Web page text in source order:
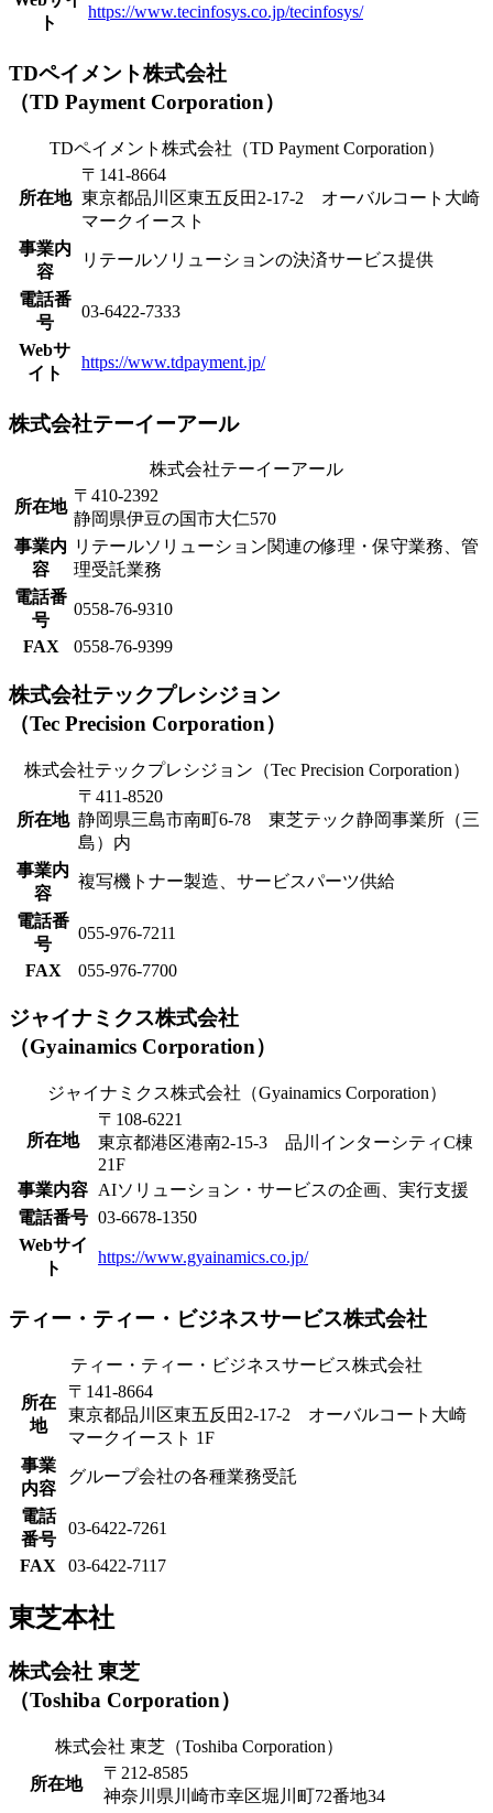
ト
https://www.tecinfosys.co.jp/tecinfosys/
TDペイメント株式会社
（TD Payment Corporation）
TDペイメント株式会社（TD Payment Corporation）
所在地
〒141-8664
東京都品川区東五反田2-17-2 オーバルコート大崎
マークイースト
事業内
容
リテールソリューションの決済サービス提供
電話番
号
03-6422-7333
Webサ
イト
https://www.tdpayment.jp/
株式会社テーイーアール
株式会社テーイーアール
所在地
〒410-2392
静岡県伊豆の国市大仁570
事業内
容
リテールソリューション関連の修理・保守業務、管
理受託業務
電話番
号
0558-76-9310
FAX
0558-76-9399
株式会社テックプレシジョン
（Tec Precision Corporation）
株式会社テックプレシジョン（Tec Precision Corporation）
所在地
〒411-8520
静岡県三島市南町6-78 東芝テック静岡事業所（三
島）内
事業内
容
複写機トナー製造、サービスパーツ供給
電話番
号
055-976-7211
FAX
055-976-7700
ジャイナミクス株式会社
（Gyainamics Corporation）
ジャイナミクス株式会社（Gyainamics Corporation）
所在地
〒108-6221
東京都港区港南2-15-3 品川インターシティC棟
21F
事業内容 AIソリューション・サービスの企画、実行支援
電話番号 03-6678-1350
Webサイ
ト
https://www.gyainamics.co.jp/
ティー・ティー・ビジネスサービス株式会社
ティー・ティー・ビジネスサービス株式会社
所在
地
〒141-8664
東京都品川区東五反田2-17-2 オーバルコート大崎
マークイースト 1F
事業
内容
グループ会社の各種業務受託
電話
番号
03-6422-7261
FAX
03-6422-7117
東芝本社
株式会社 東芝
（Toshiba Corporation）
株式会社 東芝（Toshiba Corporation）
所在地
〒212-8585
神奈川県川崎市幸区堀川町72番地34